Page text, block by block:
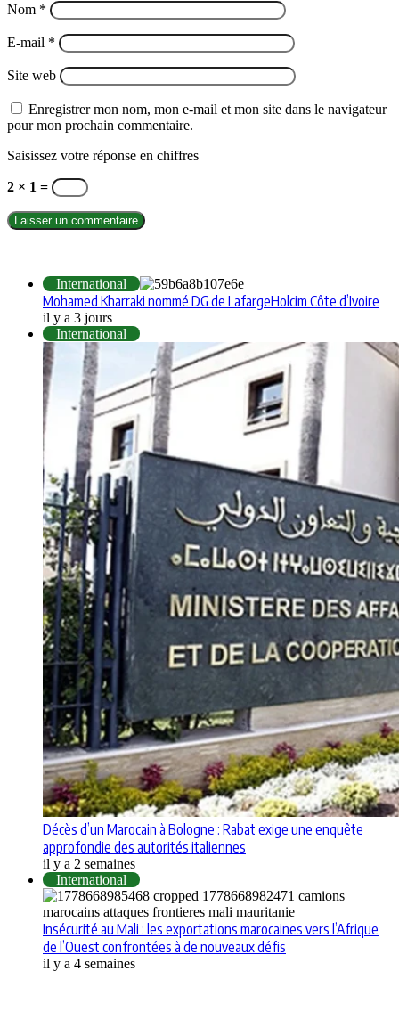
Nom *
E-mail *
Site web
Enregistrer mon nom, mon e-mail et mon site dans le navigateur
pour mon prochain commentaire.
Saisissez votre réponse en chiffres
2 × 1 =
International
Mohamed Kharraki nommé DG de LafargeHolcim Côte d’Ivoire
il y a 3 jours
International
Décès d’un Marocain à Bologne : Rabat exige une enquête
approfondie des autorités italiennes
il y a 2 semaines
International
Insécurité au Mali : les exportations marocaines vers l’Afrique
de l’Ouest confrontées à de nouveaux défis
il y a 4 semaines